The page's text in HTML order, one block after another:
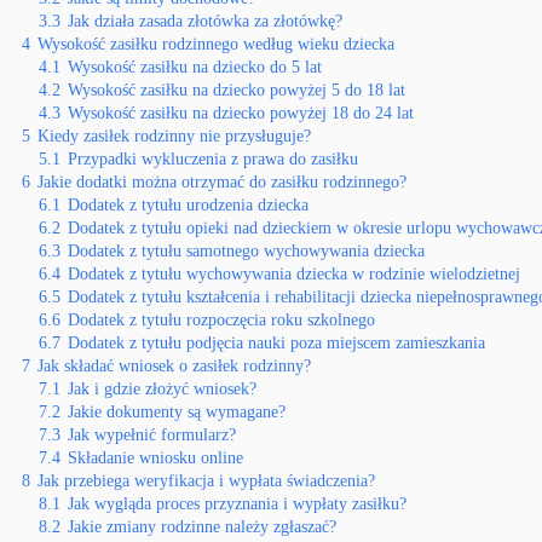
3.3 Jak działa zasada złotówka za złotówkę?
4 Wysokość zasiłku rodzinnego według wieku dziecka
4.1 Wysokość zasiłku na dziecko do 5 lat
4.2 Wysokość zasiłku na dziecko powyżej 5 do 18 lat
4.3 Wysokość zasiłku na dziecko powyżej 18 do 24 lat
5 Kiedy zasiłek rodzinny nie przysługuje?
5.1 Przypadki wykluczenia z prawa do zasiłku
6 Jakie dodatki można otrzymać do zasiłku rodzinnego?
6.1 Dodatek z tytułu urodzenia dziecka
6.2 Dodatek z tytułu opieki nad dzieckiem w okresie urlopu
6.3 Dodatek z tytułu samotnego wychowywania dziecka
6.4 Dodatek z tytułu wychowywania dziecka w rodzinie wielodzietnej
6.5 Dodatek z tytułu kształcenia i rehabilitacji dziecka
6.6 Dodatek z tytułu rozpoczęcia roku szkolnego
6.7 Dodatek z tytułu podjęcia nauki poza miejscem zamieszkania
7 Jak składać wniosek o zasiłek rodzinny?
7.1 Jak i gdzie złożyć wniosek?
7.2 Jakie dokumenty są wymagane?
7.3 Jak wypełnić formularz?
7.4 Składanie wniosku online
8 Jak przebiega weryfikacja i wypłata świadczenia?
8.1 Jak wygląda proces przyznania i wypłaty zasiłku?
8.2 Jakie zmiany rodzinne należy zgłaszać?